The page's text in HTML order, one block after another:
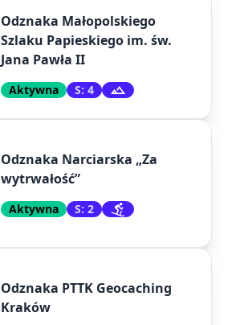
Odznaka Małopolskiego
Szlaku Papieskiego im. św.
Jana Pawła II
Aktywna S: 4
Odznaka Narciarska „Za
wytrwałość”
Aktywna S: 2
Odznaka PTTK Geocaching
Kraków